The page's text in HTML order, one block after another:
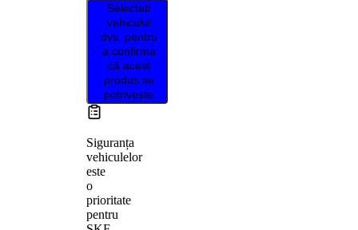
Selectați
vehiculul
dvs. pentru
a confirma
că acest
produs se
potrivește
Siguranța
vehiculelor
este
o
prioritate
pentru